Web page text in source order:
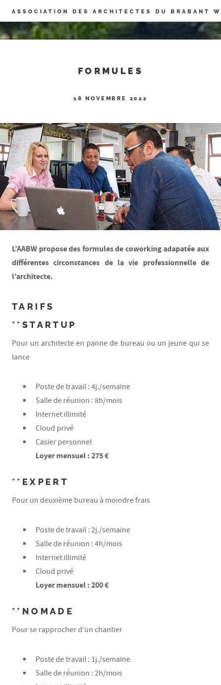
Panneau de gestion des cookies
ASSOCIATION DES ARCHITECTES DU BRABANT
FORMULES
18 NOVEMBRE 2022
L’AABW propose des formules de coworking adapatée aux
différentes circonstances de la vie professionnelle de
l’architecte.
TARIFS
**STARTUP
Pour un architecte en panne de bureau ou un jeune qui se
lance
Poste de travail : 4j./semaine
Salle de réunion : 8h/mois
Internet illimité
Cloud privé
Casier personnel
Loyer mensuel : 275 €
**EXPERT
Pour un deuxième bureau à moindre frais
Poste de travail : 2j./semaine
Salle de réunion : 4h/mois
Internet illimité
Cloud privé
Loyer mensuel : 200 €
**NOMADE
Pour se rapprocher d’un chantier
Poste de travail : 1j./semaine
Salle de réunion : 2h/mois